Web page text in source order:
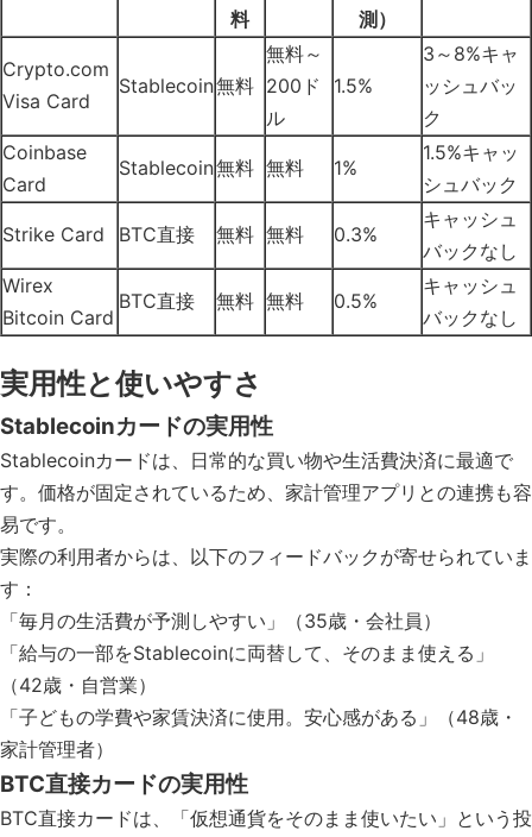
料
測）
Crypto.com
Visa Card
Stablecoin無料
無料～
200ド
ル
1.5%
3～8%キャ
ッシュバッ
ク
Coinbase
Card
Stablecoin無料 無料 1%
1.5%キャッ
シュバック
Strike Card BTC直接 無料 無料 0.3%
キャッシュ
バックなし
Wirex
Bitcoin Card
BTC直接 無料 無料 0.5%
キャッシュ
バックなし
実用性と使いやすさ
Stablecoinカードの実用性
Stablecoinカードは、日常的な買い物や生活費決済に最適で
す。価格が固定されているため、家計管理アプリとの連携も容
易です。
実際の利用者からは、以下のフィードバックが寄せられていま
す：
「毎月の生活費が予測しやすい」（35歳・会社員）
「給与の一部をStablecoinに両替して、そのまま使える」
（42歳・自営業）
「子どもの学費や家賃決済に使用。安心感がある」（48歳・
家計管理者）
BTC直接カードの実用性
BTC直接カードは、「仮想通貨をそのまま使いたい」という投